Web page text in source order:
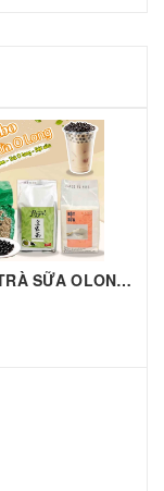
COMBO TRÀ SỮA OLONG Chuẩn Vị Đài Loan – Thơm Ngon Độc Đáo – Combo Tiện Lợi